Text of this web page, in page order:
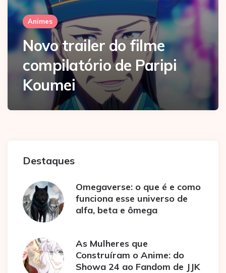
Animes
Novo trailer do filme
compilatório de Paripi
Koumei
Destaques
Omegaverse: o que é e como
funciona esse universo de
alfa, beta e ômega
As Mulheres que
Construíram o Anime: do
Showa 24 ao Fandom de JJK